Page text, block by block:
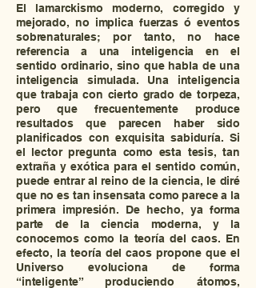
El lamarckismo moderno, corregido y
mejorado, no implica fuerzas ó eventos
sobrenaturales; por tanto, no hace
referencia a una inteligencia en el
sentido ordinario, sino que habla de una
inteligencia simulada. Una inteligencia
que trabaja con cierto grado de torpeza,
pero que frecuentemente produce
resultados que parecen haber sido
planificados con exquisita sabiduría. Si
el lector pregunta como esta tesis, tan
extraña y exótica para el sentido común,
puede entrar al reino de la ciencia, le diré
que no es tan insensata como parece a la
primera impresión. De hecho, ya forma
parte de la ciencia moderna, y la
conocemos como la teoría del caos. En
efecto, la teoría del caos propone que el
Universo evoluciona de forma
“inteligente” produciendo átomos,